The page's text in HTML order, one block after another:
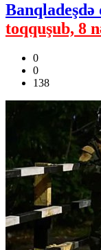
Banqladeşdə
toqquşub, 8
0
0
138